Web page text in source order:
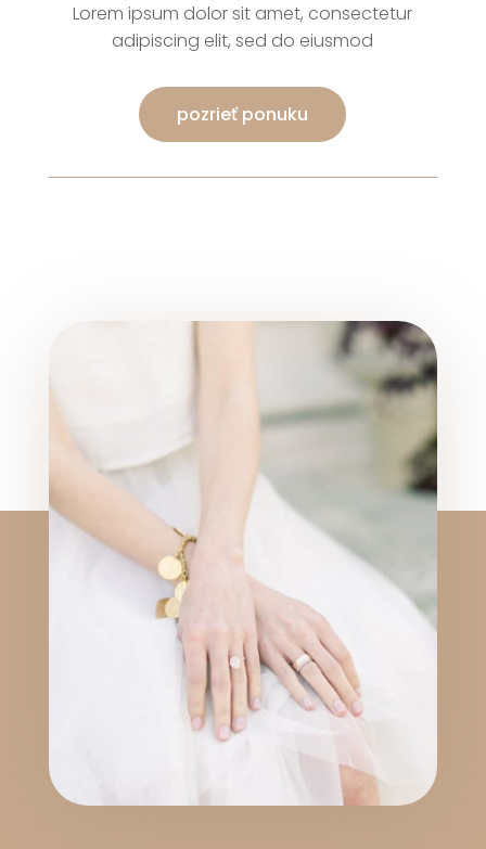
Lorem ipsum dolor sit amet, consectetur
adipiscing elit, sed do eiusmod
pozrieť ponuku